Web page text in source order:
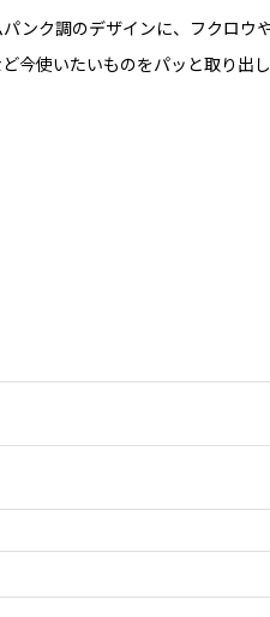
ク調のデザインに、フクロウ
使いたいものをパッと取り出